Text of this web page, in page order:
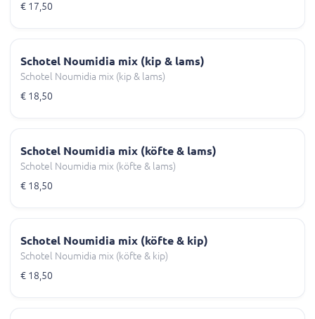
€ 17,50
Schotel Noumidia mix (kip & lams)
Schotel Noumidia mix (kip & lams)
€ 18,50
Schotel Noumidia mix (köfte & lams)
Schotel Noumidia mix (köfte & lams)
€ 18,50
Schotel Noumidia mix (köfte & kip)
Schotel Noumidia mix (köfte & kip)
€ 18,50